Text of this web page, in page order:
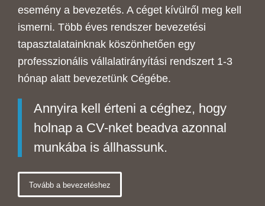
esemény a bevezetés. A céget kívülről meg kell
ismerni. Több éves rendszer bevezetési
tapasztalatainknak köszönhetően egy
professzionális vállalatirányítási rendszert 1-3
hónap alatt bevezetünk Cégébe.
Annyira kell érteni a céghez, hogy
holnap a CV-nket beadva azonnal
munkába is állhassunk.
Tovább a bevezetéshez